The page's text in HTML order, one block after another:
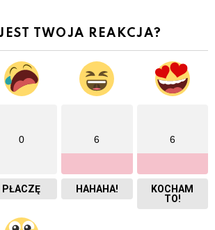
TWOJA REAKCJA?
0
PŁACZĘ
6
HAHAHA!
6
KOCHAM
TO!